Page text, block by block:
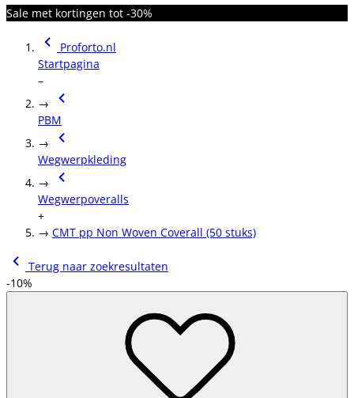
Sale met kortingen tot -30%
Proforto.nl
Startpagina
–
→
PBM
→
Wegwerpkleding
→
Wegwerpoveralls
+
→ CMT pp Non Woven Coverall (50 stuks)
Terug naar zoekresultaten
-10%